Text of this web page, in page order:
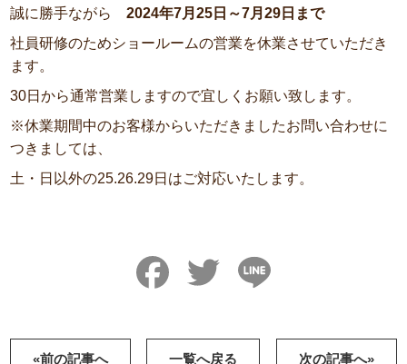
誠に勝手ながら2024年7月25日～7月29日まで
社員研修のためショールームの営業を休業させていただき
ます。
30日から通常営業しますので宜しくお願い致します。
※休業期間中のお客様からいただきましたお問い合わせに
つきましては、
土・日以外の25.26.29日はご対応いたします。
FacebookTwitter
«前の記事へ 一覧へ戻る 次の記事へ»